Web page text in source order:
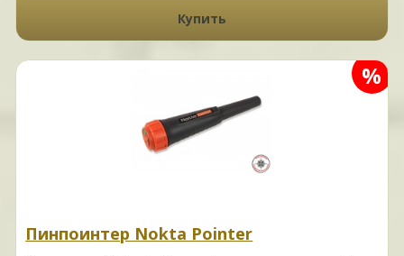
Купить
%
Пинпоинтер Nokta Pointer